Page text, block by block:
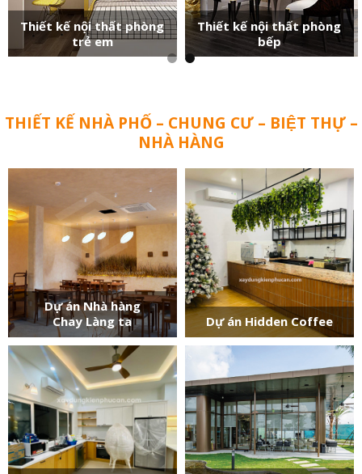
Thiết kế nội thất phòng
trẻ em
Thiết kế nội thất phòng
bếp
THIẾT KẾ NHÀ PHỐ – CHUNG CƯ – BIỆT THỰ –
NHÀ HÀNG
Dự án Nhà hàng
Chay Làng ta
Dự án Hidden Coffee